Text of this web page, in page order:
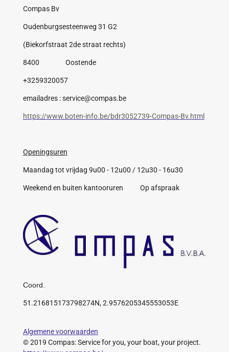
Compas Bv
Oudenburgsesteenweg 31 G2
(Biekorfstraat 2de straat rechts)
8400 Oostende
+3259320057
emailadres : service@compas.be
https://www.boten-info.be/bdr3052739-Compas-Bv.html
Openingsuren
Maandag tot vrijdag 9u00 - 12u00 / 12u30 - 16u30
Weekend en buiten kantooruren Op afspraak
Coord.
51.216815173798274N, 2.9576205345553053E
Algemene voorwaarden
© 2019 Compas: Service for you, your boat, your project.